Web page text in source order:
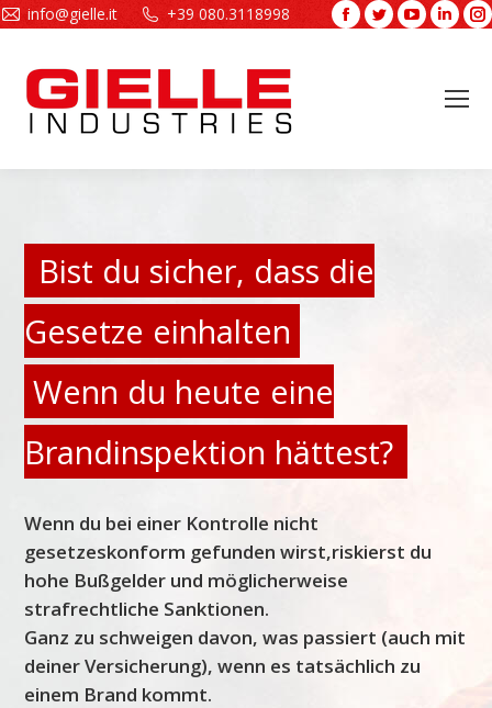
info@gielle.it +39 080.3118998
Facebook
TwitterYouTube
in
Bist du sicher, dass die
Gesetze einhalten
Wenn du heute eine
Brandinspektion hättest?
Wenn du bei einer Kontrolle nicht
gesetzeskonform gefunden wirst,riskierst du
hohe Bußgelder und möglicherweise
strafrechtliche Sanktionen.
Ganz zu schweigen davon, was passiert (auch mit
deiner Versicherung), wenn es tatsächlich zu
einem Brand kommt.